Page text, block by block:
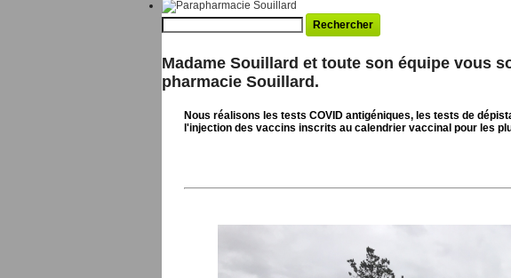
Madame Souillard et toute son équipe vous
pharmacie Souillard.
Nous réalisons les tests COVID antigéniques, les tests de
l'injection des vaccins inscrits au calendrier vaccinal pour les